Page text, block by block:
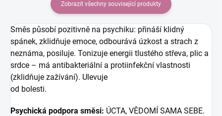
Zobrazit všechny související produkty
Směs působí pozitivně na psychiku: přináší klidný
spánek, zklidňuje emoce, odbourává úzkost a strach z
neznáma, posiluje. Tonizuje energii tlustého střeva, plic a
srdce – má antibakteriální a protiinfekční vlastnosti
(zklidňuje zažívání). Ulevuje
od bolesti.
Psychická podpora směsi: ÚCTA, VĚDOMÍ SAMA SEBE.